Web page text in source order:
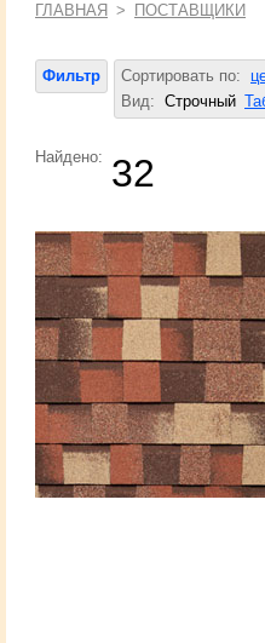
ГЛАВНАЯ > ПОСТАВЩИКИ
Фильтр Сортировать по:
Вид: Строчный
Найдено: 32